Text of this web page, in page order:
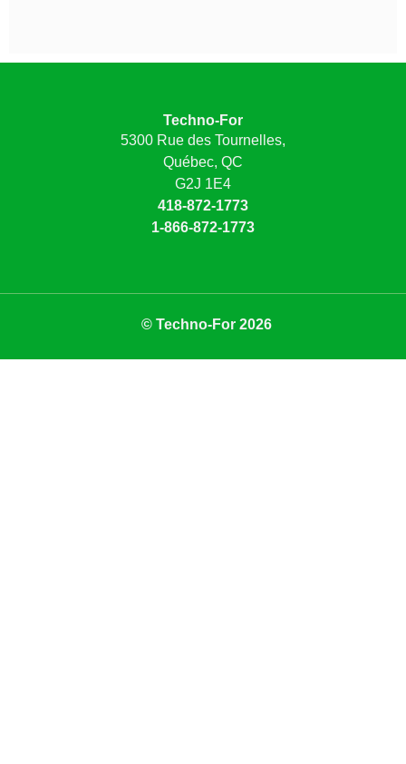
Techno-For
5300 Rue des Tournelles,
Québec, QC
G2J 1E4
418-872-1773
1-866-872-1773
© Techno-For 2026